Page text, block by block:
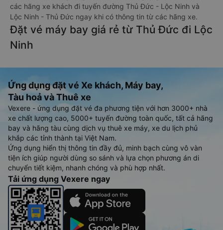
các hãng xe khách đi tuyến đường Thủ Đức - Lộc Ninh và
Lộc Ninh - Thủ Đức ngay khi có thông tin từ các hãng xe.
Đặt vé máy bay giá rẻ từ Thủ Đức đi Lộc
Ninh
Ứng dụng đặt vé Xe khách, Máy bay,
Tàu hoả và Thuê xe
Vexere - ứng dụng đặt vé đa phương tiện với hơn 3000+ nhà
xe chất lượng cao, 5000+ tuyến đường toàn quốc, tất cả hãng
bay và hãng tàu cùng dịch vụ thuê xe máy, xe du lịch phủ
khắp các tỉnh thành tại Việt Nam.
Ứng dụng hiển thị thông tin đầy đủ, minh bạch cùng vô vàn
tiện ích giúp người dùng so sánh và lựa chọn phương án di
chuyển tiết kiệm, nhanh chóng và phù hợp nhất.
Tải ứng dụng Vexere ngay